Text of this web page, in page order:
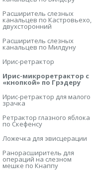
Расширитель слезных
канальцев по Кастровьехо,
двухсторонний
Расширитель слезных
канальцев по Милдуну
Ирис-ретрактор
Ирис-микроретрактор с
«кнопкой» по Грэдеру
Ирис-ретрактор для малого
зрачка
Ретрактор глазного яблока
по Скефенсу
Ложечка для эвисцерации
Ранорасширитель для
операций на слезном
мешке по Кнаппу